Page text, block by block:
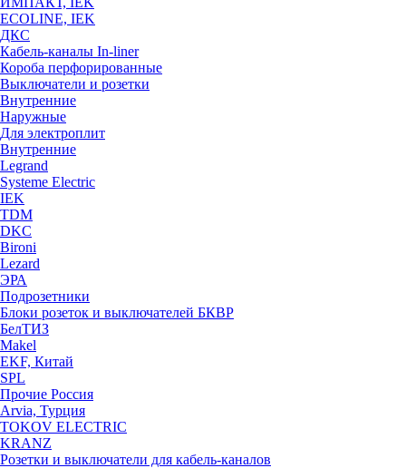
ECOLINE, IEK
ДКС
Кабель-каналы In-liner
Короба перфорированные
Выключатели и розетки
Внутренние
Наружные
Для электроплит
Внутренние
Legrand
Systeme Electric
IEK
TDM
DKC
Bironi
Lezard
ЭРА
Подрозетники
Блоки розеток и выключателей БКВР
БелТИЗ
Makel
EKF, Китай
SPL
Прочие Россия
Arvia, Турция
TOKOV ELECTRIC
KRANZ
Розетки и выключатели для кабель-каналов